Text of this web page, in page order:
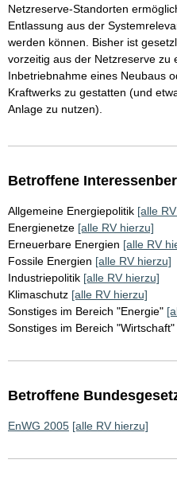
Netzreserve-Standorten
Entlassung aus der
werden können. Bisher ist
vorzeitig aus der Netzreserve zu
Inbetriebnahme eines Neubaus
Kraftwerks zu gestatten (und
Anlage zu nutzen).
Betroffene
Allgemeine Energiepolitik [alle
Energienetze [alle RV hierzu]
Erneuerbare Energien [alle RV
Fossile Energien [alle RV hierzu]
Industriepolitik [alle RV hierzu]
Klimaschutz [alle RV hierzu]
Sonstiges im Bereich "Energie"
Sonstiges im Bereich "Wirtschaft"
Betroffene
EnWG 2005 [alle RV hierzu]